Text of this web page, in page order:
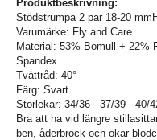
Produktbeskrivning:
Stödstrumpa 2 par 18-20
Varumärke: Fly and Care
Material: 53% Bomull + 22%
Spandex
Tvättråd: 40°
Färg: Svart
Storlekar: 34/36 - 37/39 - 40/
Bra att ha vid längre
ben, åderbrock och ökar